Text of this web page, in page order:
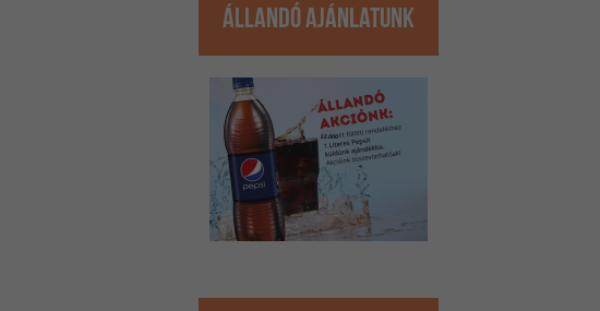
Állandó ajánlatunk